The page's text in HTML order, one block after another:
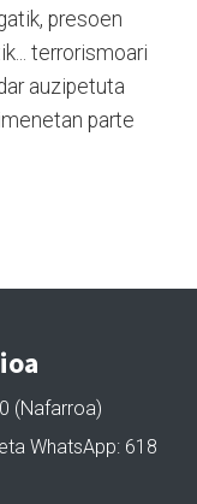
presoen
terrorismoari
auzipetuta
parte
(Nafarroa)
WhatsApp: 618